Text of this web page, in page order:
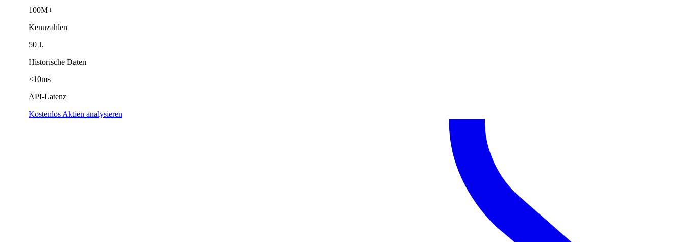
100M+
Kennzahlen
50 J.
Historische Daten
<10ms
API-Latenz
Kostenlos Aktien analysieren